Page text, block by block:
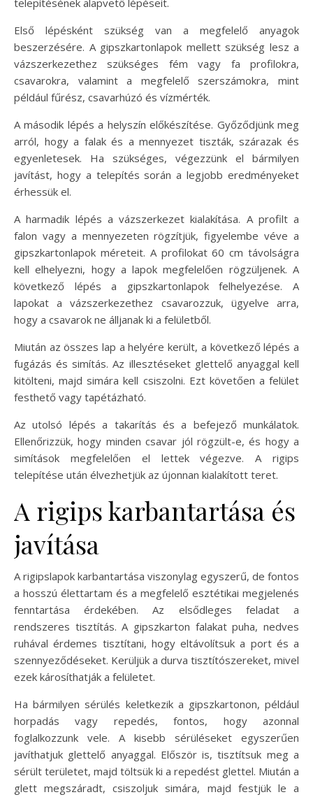
telepítésének alapvető lépéseit.
Első lépésként szükség van a megfelelő anyagok
beszerzésére. A gipszkartonlapok mellett szükség lesz a
vázszerkezethez szükséges fém vagy fa profilokra,
csavarokra, valamint a megfelelő szerszámokra, mint
például fűrész, csavarhúzó és vízmérték.
A második lépés a helyszín előkészítése. Győződjünk meg
arról, hogy a falak és a mennyezet tiszták, szárazak és
egyenletesek. Ha szükséges, végezzünk el bármilyen
javítást, hogy a telepítés során a legjobb eredményeket
érhessük el.
A harmadik lépés a vázszerkezet kialakítása. A profilt a
falon vagy a mennyezeten rögzítjük, figyelembe véve a
gipszkartonlapok méreteit. A profilokat 60 cm távolságra
kell elhelyezni, hogy a lapok megfelelően rögzüljenek. A
következő lépés a gipszkartonlapok felhelyezése. A
lapokat a vázszerkezethez csavarozzuk, ügyelve arra,
hogy a csavarok ne álljanak ki a felületből.
Miután az összes lap a helyére került, a következő lépés a
fugázás és simítás. Az illesztéseket glettelő anyaggal kell
kitölteni, majd simára kell csiszolni. Ezt követően a felület
festhető vagy tapétázható.
Az utolsó lépés a takarítás és a befejező munkálatok.
Ellenőrizzük, hogy minden csavar jól rögzült-e, és hogy a
simítások megfelelően el lettek végezve. A rigips
telepítése után élvezhetjük az újonnan kialakított teret.
A rigips karbantartása és
javítása
A rigipslapok karbantartása viszonylag egyszerű, de fontos
a hosszú élettartam és a megfelelő esztétikai megjelenés
fenntartása érdekében. Az elsődleges feladat a
rendszeres tisztítás. A gipszkarton falakat puha, nedves
ruhával érdemes tisztítani, hogy eltávolítsuk a port és a
szennyeződéseket. Kerüljük a durva tisztítószereket, mivel
ezek károsíthatják a felületet.
Ha bármilyen sérülés keletkezik a gipszkartonon, például
horpadás vagy repedés, fontos, hogy azonnal
foglalkozzunk vele. A kisebb sérüléseket egyszerűen
javíthatjuk glettelő anyaggal. Először is, tisztítsuk meg a
sérült területet, majd töltsük ki a repedést glettel. Miután a
glett megszáradt, csiszoljuk simára, majd festjük le a